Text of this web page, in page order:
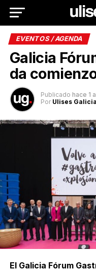
EVENTOS / AGENDA
Galicia
da
Publicado hace 1
Por Ulises Galicia
El Galicia Fórum